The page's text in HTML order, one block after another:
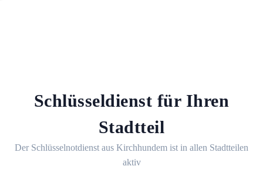
Schlüsseldienst für Ihren
Stadtteil
Der Schlüsselnotdienst aus Kirchhundem ist in allen Stadtteilen
aktiv